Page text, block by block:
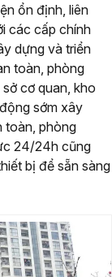
ổn định, liên
các cấp chính
dựng và triển
toàn, phòng
cơ quan, kho
sớm xây
toàn, phòng
24/24h cũng
bị để sẵn sàng